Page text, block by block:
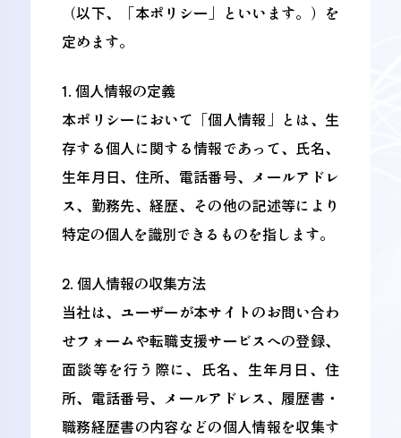
（以下、「本ポリシー」といいます。）を
定めます。
1. 個人情報の定義
本ポリシーにおいて「個人情報」とは、生
存する個人に関する情報であって、氏名、
生年月日、住所、電話番号、メールアドレ
ス、勤務先、経歴、その他の記述等により
特定の個人を識別できるものを指します。
2. 個人情報の収集方法
当社は、ユーザーが本サイトのお問い合わ
せフォームや転職支援サービスへの登録、
面談等を行う際に、氏名、生年月日、住
所、電話番号、メールアドレス、履歴書・
職務経歴書の内容などの個人情報を収集す